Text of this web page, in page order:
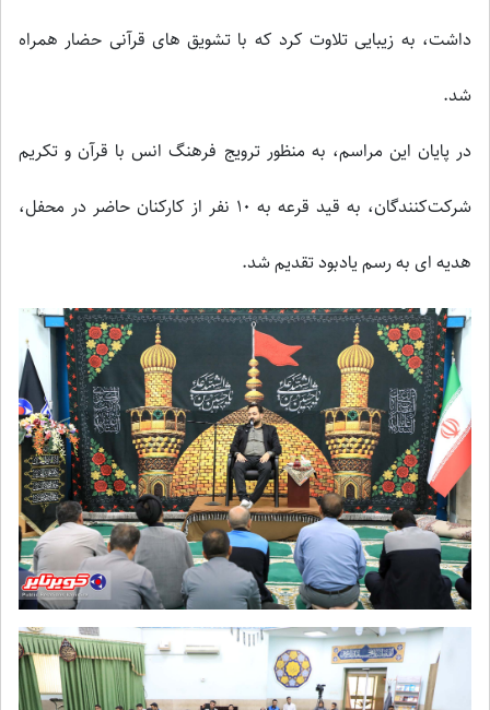
داشت، به زیبایی تلاوت کرد که با تشویق های قرآنی حضار همراه
شد.
در پایان این مراسم، به منظور ترویج فرهنگ انس با قرآن و تکریم
شرکت‌کنندگان، به قید قرعه به ۱۰ نفر از کارکنان حاضر در محفل،
هدیه ای به رسم یادبود تقدیم شد.